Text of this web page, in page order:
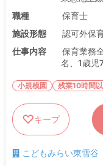
職種
保育士
施設形態
認可外保
仕事内容
保育業務
名、1歳
小規模園 残業10時間
キープ
こどもみらい東雪谷